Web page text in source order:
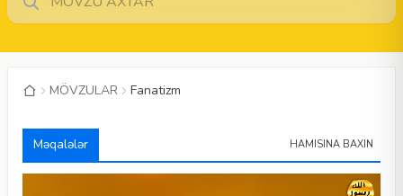
MÖVZULAR Fanatizm
Məqalələr HAMISINA BAXIN